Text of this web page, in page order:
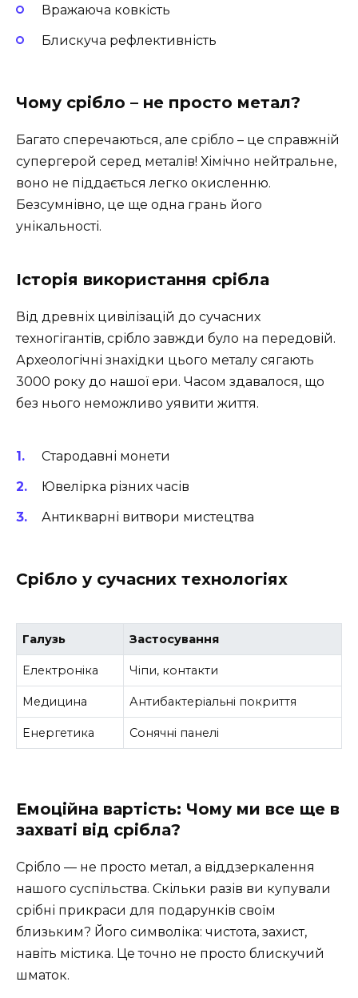
Вражаюча ковкість
Блискуча рефлективність
Чому срібло – не просто метал?
Багато сперечаються, але срібло – це справжній
супергерой серед металів! Хімічно нейтральне,
воно не піддається легко окисленню.
Безсумнівно, це ще одна грань його
унікальності.
Історія використання срібла
Від древніх цивілізацій до сучасних
техногігантів, срібло завжди було на передовій.
Археологічні знахідки цього металу сягають
3000 року до нашої ери. Часом здавалося, що
без нього неможливо уявити життя.
Стародавні монети
Ювелірка різних часів
Антикварні витвори мистецтва
Срібло у сучасних технологіях
Галузь Застосування
Електроніка Чіпи, контакти
Медицина Антибактеріальні покриття
Енергетика Сонячні панелі
Емоційна вартість: Чому ми все ще в
захваті від срібла?
Срібло — не просто метал, а віддзеркалення
нашого суспільства. Скільки разів ви купували
срібні прикраси для подарунків своїм
близьким? Його символіка: чистота, захист,
навіть містика. Це точно не просто блискучий
шматок.